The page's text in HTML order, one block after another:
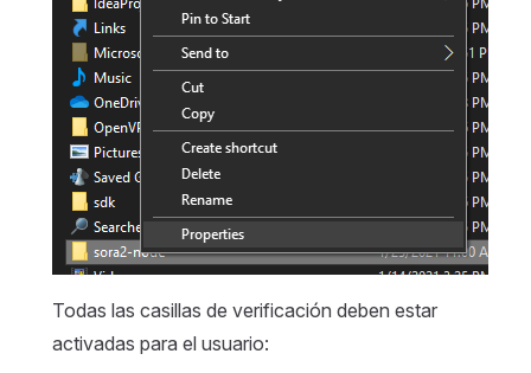
Todas las casillas de verificación deben estar
activadas para el usuario: